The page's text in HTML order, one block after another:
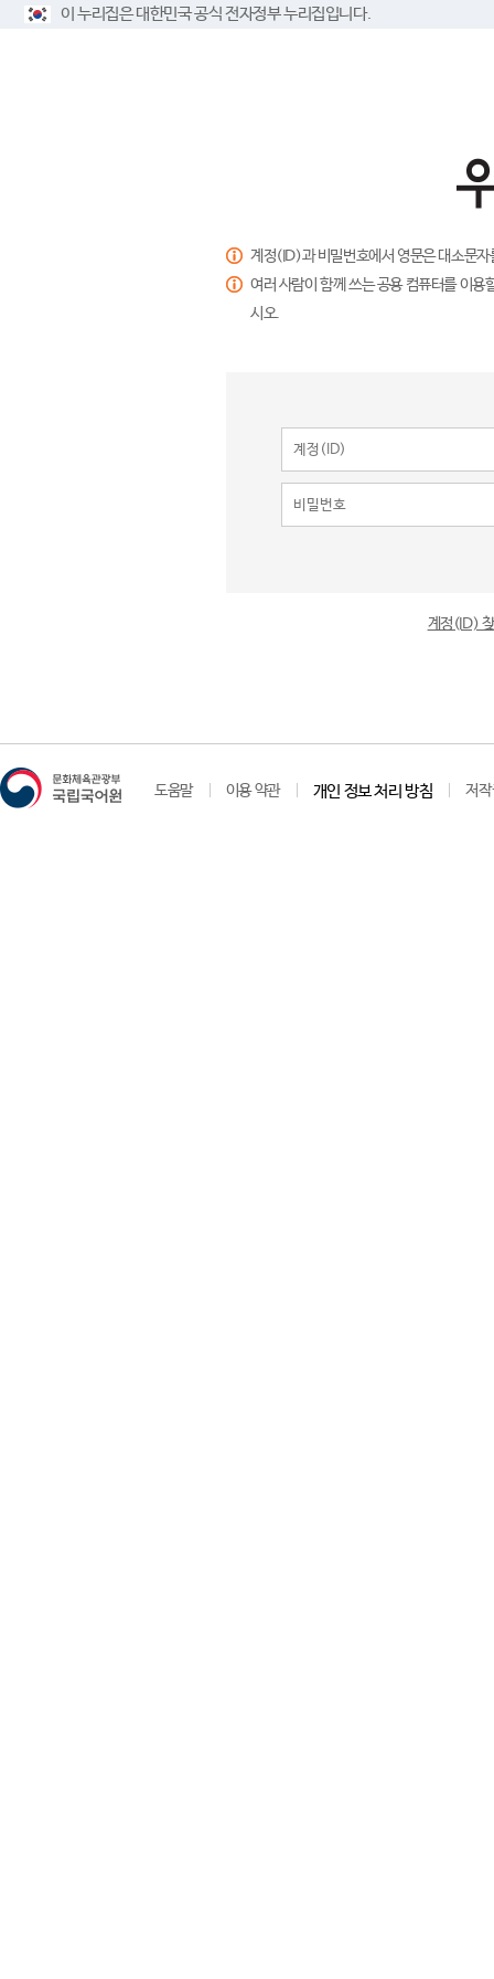
이 누리집은 대한민국 공식 전자정부 누리집입니다.
계정(ID)과 비밀번호에서 영문은 대소문
여러 사람이 함께 쓰는 공용 컴퓨터를 이
시오.
계정(ID)
도움말 이용 약관 개인 정보 처리 방침 저